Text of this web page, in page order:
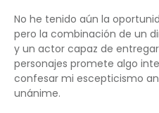
No he tenido aún la
pero la combinación de un
y un actor capaz de
personajes promete algo
confesar mi escepticismo
unánime.